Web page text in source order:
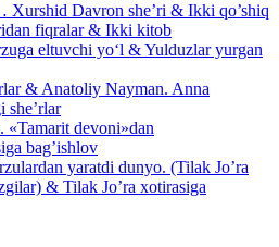
Xurshid Davron she’ri & Ikki qo’shiq
fiqralar & Ikki kitob
eltuvchi yo‘l & Yulduzlar yurgan
& Anatoliy Nayman. Anna
she’rlar
«Tamarit devoni»dan
bag’ishlov
yaratdi dunyo. (Tilak Jo’ra
& Tilak Jo’ra xotirasiga